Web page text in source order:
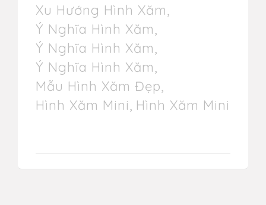
Xu Hướng Hình Xăm,
Ý Nghĩa Hình Xăm,
Ý Nghĩa Hình Xăm,
Ý Nghĩa Hình Xăm,
Mẫu Hình Xăm Đẹp,
Hình Xăm Mini, Hình Xăm Mini